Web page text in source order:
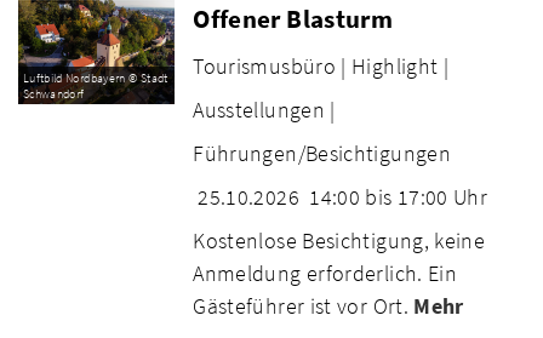
Luftbild Nordbayern © Stadt
Schwandorf
Offener Blasturm
Tourismusbüro | Highlight |
Ausstellungen |
Führungen/Besichtigungen
25.10.2026 14:00 bis 17:00 Uhr
Kostenlose Besichtigung, keine
Anmeldung erforderlich. Ein
Gästeführer ist vor Ort. Mehr